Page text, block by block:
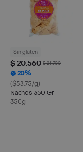
Sin gluten
$ 20.560 $ 25.700
20%
($58.75/g)
Nachos 350 Gr
350g